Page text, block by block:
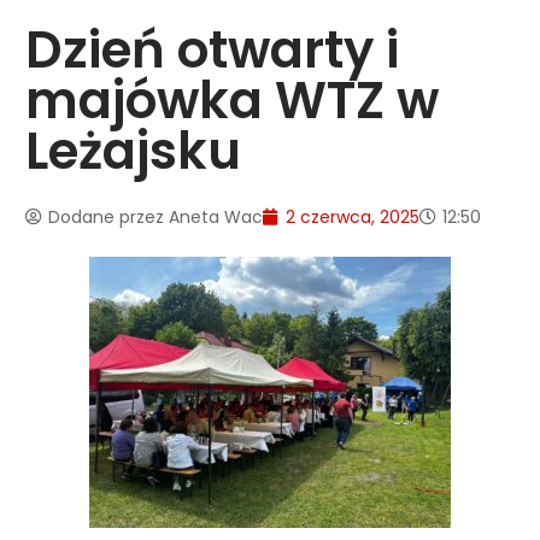
Dzień otwarty i
majówka WTZ w
Leżajsku
Dodane przez Aneta Wac 2 czerwca, 2025 12:50